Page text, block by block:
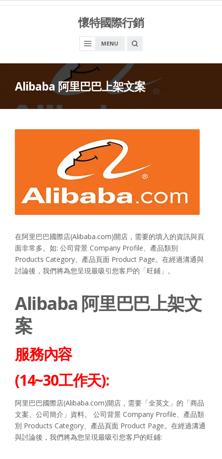
懷特國際行銷
MENU
OPEN
Alibaba 阿里巴巴上架文案
在阿里巴巴國際店(Alibaba.com)開店，需要的填入的資訊與頁
面非常多。如: 公司背景 Company Profile、產品類別
Products Category、產品頁面 Product Page。在經過溝通與
討論後，我們將為您呈現最吸引您客戶的「旺鋪」。
Alibaba 阿里巴巴上架文
案
服務內容
(14~30工作天):
阿里巴巴國際店(Alibaba.com)開店，需要「全英文」的「商品
文案、公司簡介」資料。 公司背景 Company Profile、產品類
別 Products Category、產品頁面 Product Page。在經過溝通
與討論後，我們將為您呈現最吸引您客戶的旺鋪: